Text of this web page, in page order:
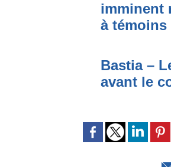
imminent
à témoins
Bastia –
avant le